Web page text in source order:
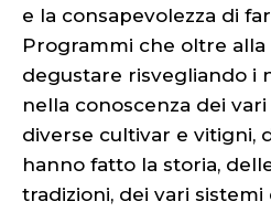
e la consapevolezza di
Programmi che oltre alla
degustare risvegliando i
nella conoscenza dei
diverse cultivar e vitigni,
hanno fatto la storia,
tradizioni, dei vari